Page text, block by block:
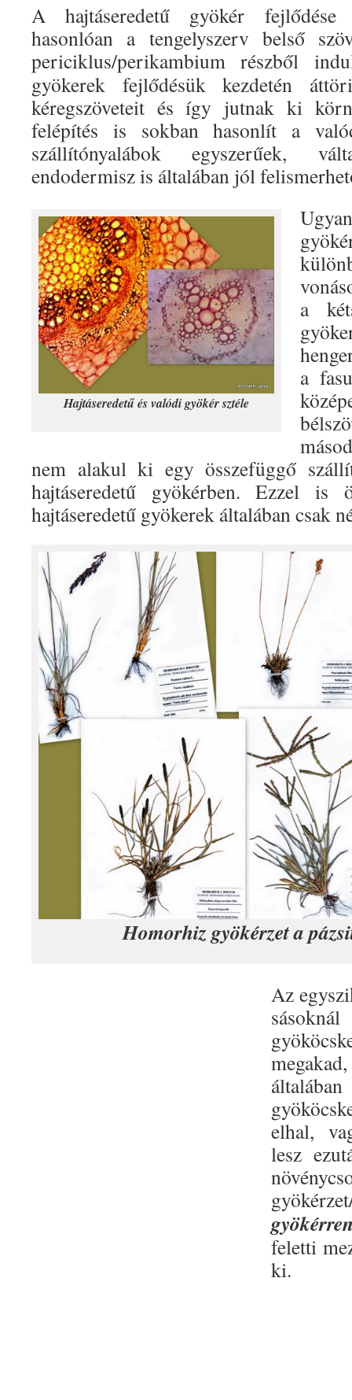
A hajtáseredetű gyökér fejlődése
hasonlóan a tengelyszerv belső
periciklus/perikambium részből
gyökerek fejlődésük kezdetén
kéregszöveteit és így jutnak ki
felépítés is sokban hasonlít a
szállítónyalábok egyszerűek,
endodermisz is általában jól
Hajtáseredetű és valódi gyökér sztéle
a
a
nem alakul ki egy összefüggő
hajtáseredetű gyökérben. Ezzel is
hajtáseredetű gyökerek általában csak
Homorhiz gyökérzet a
Az
elhal,
lesz
feletti
ki.